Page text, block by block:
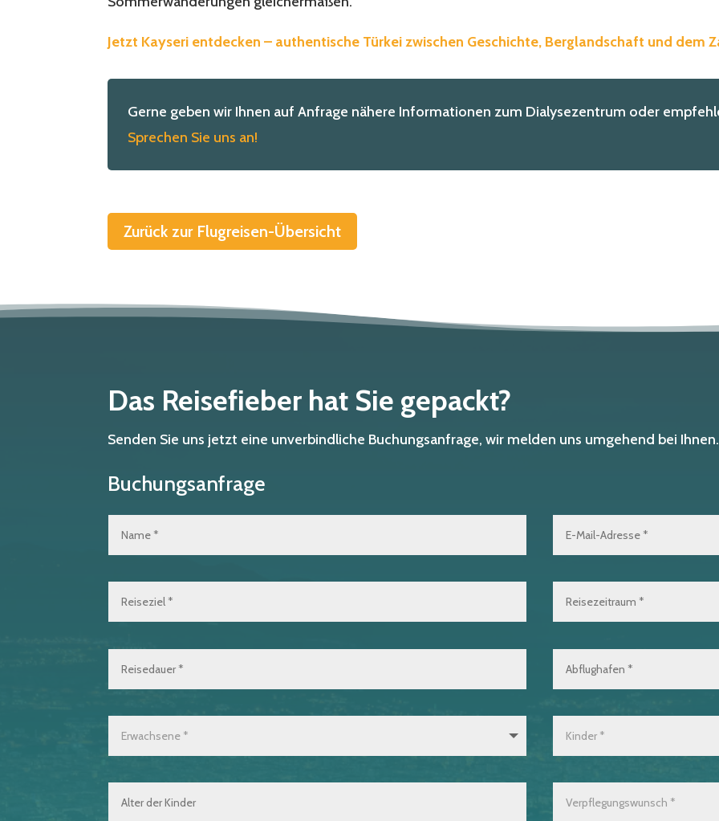
Jetzt Kayseri entdecken – authentische Türkei zwischen Geschichte, Berglandschaft und dem
Gerne geben wir Ihnen auf Anfrage nähere Informationen zum Dialysezentrum oder
Sprechen Sie uns an!
Zurück zur Flugreisen-Übersicht
Das Reisefieber hat Sie gepackt?
Senden Sie uns jetzt eine unverbindliche Buchungsanfrage, wir melden uns umgehend bei Ihnen.
Buchungsanfrage